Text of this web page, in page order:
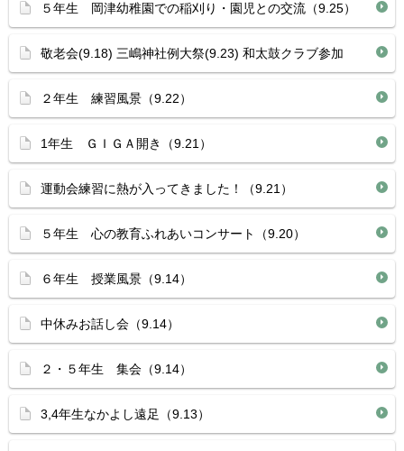
５年生 岡津幼稚園での稲刈り・園児との交流（9.25）
敬老会(9.18) 三嶋神社例大祭(9.23) 和太鼓クラブ参加
２年生 練習風景（9.22）
1年生 ＧＩＧＡ開き（9.21）
運動会練習に熱が入ってきました！（9.21）
５年生 心の教育ふれあいコンサート（9.20）
６年生 授業風景（9.14）
中休みお話し会（9.14）
２・５年生 集会（9.14）
3,4年生なかよし遠足（9.13）